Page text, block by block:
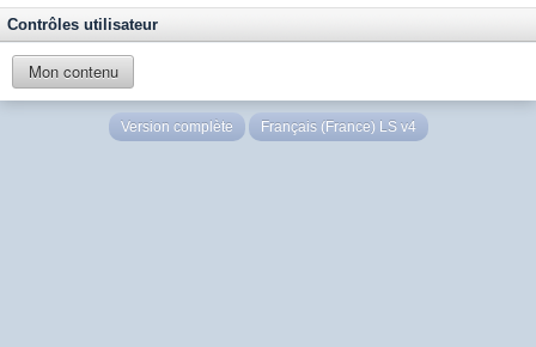
Contrôles utilisateur
Mon contenu
Version complète Français (France) LS v4